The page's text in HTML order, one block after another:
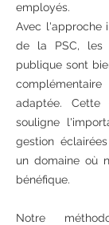
employés.
Avec l'approche
de la PSC, les
publique sont
adaptée. Cette
souligne
gestion
un domaine où
bénéfique.
Notre